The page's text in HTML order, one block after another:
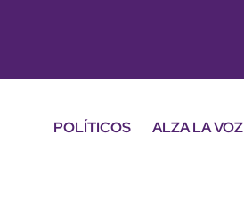
POLÍTICOS ALZA LA VOZ